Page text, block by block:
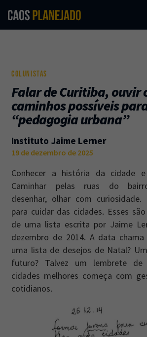
NewsletterCaos
Inscreva-se na newsletter do
receba todas as nossas
COLUNISTAS
Falar de Curitiba, ouvir
caminhos possíveis
“pedagogia urbana”
Instituto Jaime Lerner
19 de dezembro de 2025
Conhecer a história da cidade
Caminhar pelas ruas do
desenhar, olhar com curiosidade.
para cuidar das cidades. Esses
de uma lista escrita por Jaime
dezembro de 2014. A data
uma lista de desejos de Natal?
futuro? Talvez um lembrete de
cidades melhores começa com
cotidianos.